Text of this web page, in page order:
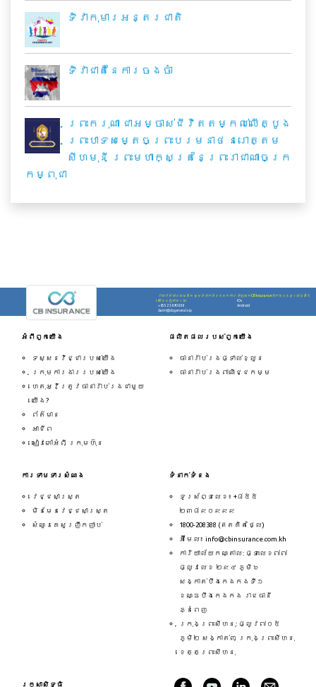
ទិវាកុមារអន្តរជាតិ
ទិវាជាតិនៃការចងចាំ
ព្រះករុណា ជាអម្ចាស់ជីវិតតម្កល់លើត្បូង
ព្រះបាទសម្តេចព្រះបរមនាថ នរោត្តម
សីហមុនី ព្រះមហាក្សត្រនៃព្រះរាជាណាចក្រ
កម្ពុជា
រាល់ព័ត័មានលម្អិត សូមទំនាក់ទំនងមកកាន់
យើងខ្ញុំតាមរយ:
+855 23890888
claim@cbgeneral.vip
ទាញយកCB Insuranceដាក់ក្នុងទូរស័ព្ទដៃ
iOs
Android
អំពីពួកយើង
ទស្សនវិជ្ជារបស់យើង
ក្រុមការងាររបស់យើង
ហេតុអ្វីត្រូវធានារ៉ាប់រងជាមួយ
យើង?
ព័ត៌មាន
អាជីព
សៀវភៅអំពី ក្រុមហ៊ុន
ផលិតផលរបស់ពួកយើង
ធានារ៉ាប់រងផ្ទាល់ខ្លួន
ធានារ៉ាប់រងពាណិជ្ជកម្ម
ការទាមទារសំណង
វេជ្ជសាស្ត្រ
មិនមែនវេជ្ជសាស្ត្រ
សំណួរគេសួរញឹកញាប់
ទំនាក់ទំនង
ទូរស័ព្ទលេខ៖ +៨៥៥
២៣៨៩០៩៩៩
1800-208388 (ឥតគិតថ្លៃ)
អ៊ីមែល៖ info@cbinsurance.com.kh
ការិយាល័យកណ្តាល: ផ្ទះលេខ៧៧
ផ្លូវលេខ ២៩៤ ភូមិ៦
សង្កាត់បឹងកេងកងទី១
ខណ្ឌបឹងកេងកង រាជធានី
ភ្នំពេញ
ក្រុងព្រះសីហនុ: ផ្លូវ៧០៥
ភូមិ២ សង្កាត់៣ ក្រុងព្រះសីហនុ
ខេត្តព្រះសីហនុ
រក្សាសិទ្ធិ